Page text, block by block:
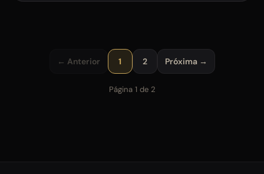
← Anterior 1 2 Próxima →
Página 1 de 2